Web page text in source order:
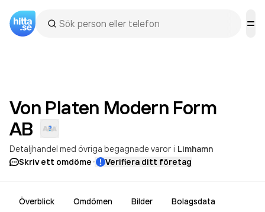
Von Platen Modern Form
AB
Detaljhandel med övriga begagnade varor i Limhamn
Skriv ett omdöme· Verifiera ditt företag
Överblick Omdömen Bilder Bolagsdata